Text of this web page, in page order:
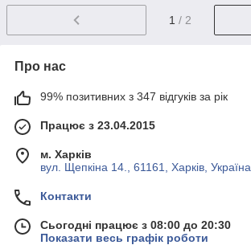
1 / 2
Про нас
99% позитивних з 347 відгуків за рік
Працює з 23.04.2015
м. Харків
вул. Щепкіна 14., 61161, Харків, Україна
Контакти
Сьогодні працює з 08:00 до 20:30
Показати весь графік роботи